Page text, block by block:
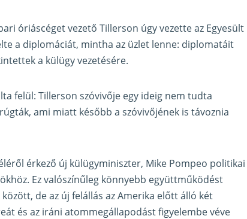
óriáscéget vezető Tillerson úgy vezette az Egyesült
a diplomáciát, mintha az üzlet lenne: diplomatáit
a külügy vezetésére.
felül: Tillerson szóvivője egy ideig nem tudta
ami miatt később a szóvivőjének is távoznia
érkező új külügyminiszter, Mike Pompeo politikai
Ez valószínűleg könnyebb együttműködést
de az új felállás az Amerika előtt álló két
és az iráni atommegállapodást figyelembe véve